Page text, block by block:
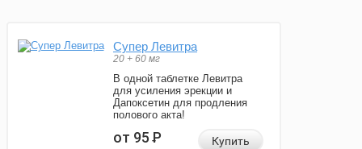
Супер Левитра
20 + 60 мг
В одной таблетке Левитра
для усиления эрекции и
Дапоксетин для продления
полового акта!
от 95Р Купить